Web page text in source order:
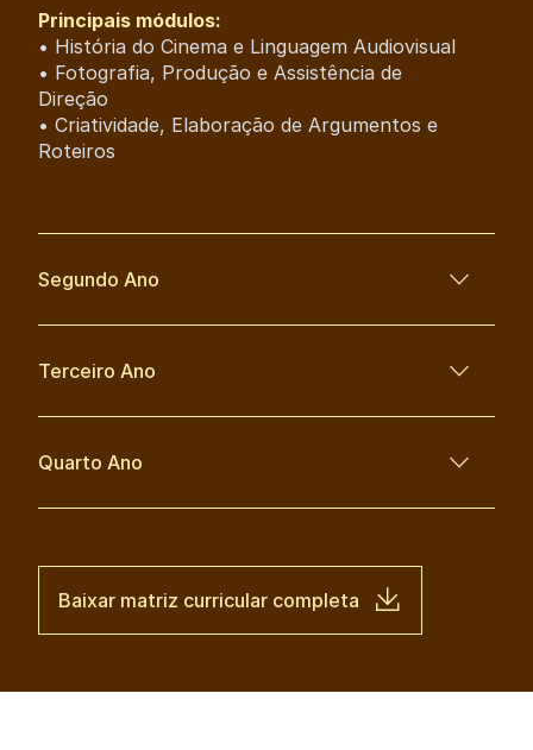
Principais módulos:
• História do Cinema e Linguagem Audiovisual
• Fotografia, Produção e Assistência de
Direção
• Criatividade, Elaboração de Argumentos e
Roteiros
Segundo Ano
Terceiro Ano
Quarto Ano
Baixar matriz curricular completa